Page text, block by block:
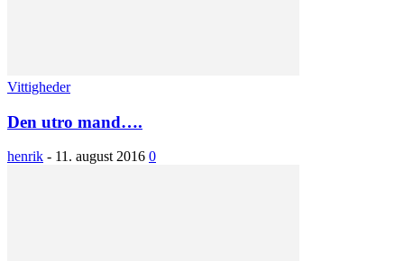
Vittigheder
Den utro mand….
henrik - 11. august 2016 0